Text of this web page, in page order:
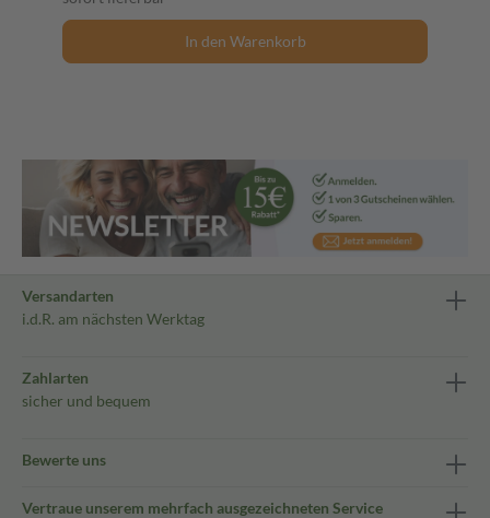
In den Warenkorb
Versandarten
i.d.R. am nächsten Werktag
Zahlarten
sicher und bequem
Bewerte uns
Vertraue unserem mehrfach ausgezeichneten Service